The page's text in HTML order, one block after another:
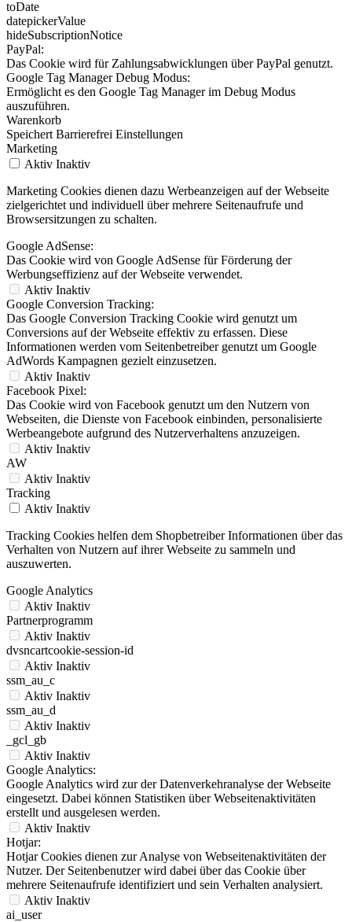
toDate
datepickerValue
hideSubscriptionNotice
PayPal:
Das Cookie wird für Zahlungsabwicklungen über PayPal genutzt.
Google Tag Manager Debug Modus:
Ermöglicht es den Google Tag Manager im Debug Modus
auszuführen.
Warenkorb
Speichert Barrierefrei Einstellungen
Marketing
Aktiv Inaktiv
Marketing Cookies dienen dazu Werbeanzeigen auf der Webseite
zielgerichtet und individuell über mehrere Seitenaufrufe und
Browsersitzungen zu schalten.
Google AdSense:
Das Cookie wird von Google AdSense für Förderung der
Werbungseffizienz auf der Webseite verwendet.
Aktiv Inaktiv
Google Conversion Tracking:
Das Google Conversion Tracking Cookie wird genutzt um
Conversions auf der Webseite effektiv zu erfassen. Diese
Informationen werden vom Seitenbetreiber genutzt um Google
AdWords Kampagnen gezielt einzusetzen.
Aktiv Inaktiv
Facebook Pixel:
Das Cookie wird von Facebook genutzt um den Nutzern von
Webseiten, die Dienste von Facebook einbinden, personalisierte
Werbeangebote aufgrund des Nutzerverhaltens anzuzeigen.
Aktiv Inaktiv
AW
Aktiv Inaktiv
Tracking
Aktiv Inaktiv
Tracking Cookies helfen dem Shopbetreiber Informationen über das
Verhalten von Nutzern auf ihrer Webseite zu sammeln und
auszuwerten.
Google Analytics
Aktiv Inaktiv
Partnerprogramm
Aktiv Inaktiv
dvsncartcookie-session-id
Aktiv Inaktiv
ssm_au_c
Aktiv Inaktiv
ssm_au_d
Aktiv Inaktiv
_gcl_gb
Aktiv Inaktiv
Google Analytics:
Google Analytics wird zur der Datenverkehranalyse der Webseite
eingesetzt. Dabei können Statistiken über Webseitenaktivitäten
erstellt und ausgelesen werden.
Aktiv Inaktiv
Hotjar:
Hotjar Cookies dienen zur Analyse von Webseitenaktivitäten der
Nutzer. Der Seitenbenutzer wird dabei über das Cookie über
mehrere Seitenaufrufe identifiziert und sein Verhalten analysiert.
Aktiv Inaktiv
ai_user